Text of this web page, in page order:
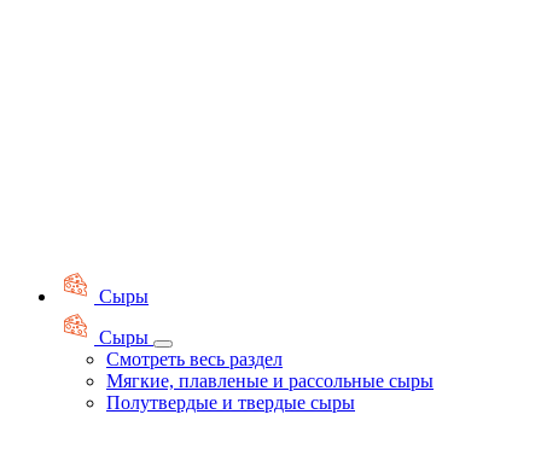
Сыры
Сыры
Смотреть весь раздел
Мягкие, плавленые и рассольные сыры
Полутвердые и твердые сыры